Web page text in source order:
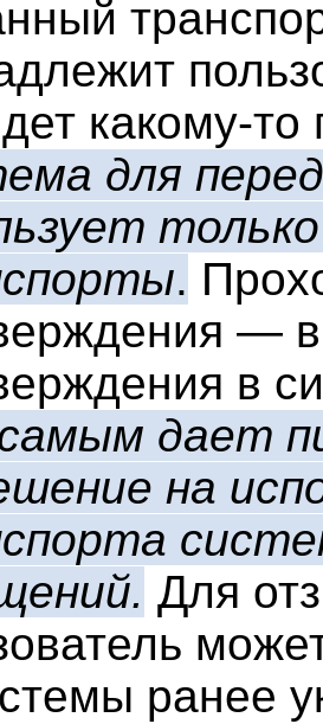
какому-
для
.
—
в
дает
на
Для
ранее